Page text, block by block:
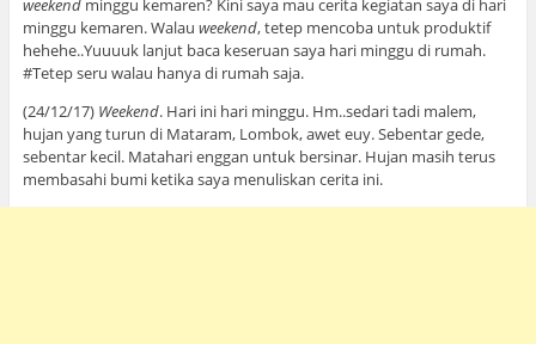
weekendminggu kemaren? Kini saya mau cerita kegiatan saya di hari
minggu kemaren. Walau weekend, tetep mencoba untuk produktif
hehehe..Yuuuuk lanjut baca keseruan saya hari minggu di rumah.
#Tetep seru walau hanya di rumah saja.
(24/12/17) Weekend. Hari ini hari minggu. Hm..sedari tadi malem,
hujan yang turun di Mataram, Lombok, awet euy. Sebentar gede,
sebentar kecil. Matahari enggan untuk bersinar. Hujan masih terus
membasahi bumi ketika saya menuliskan cerita ini.